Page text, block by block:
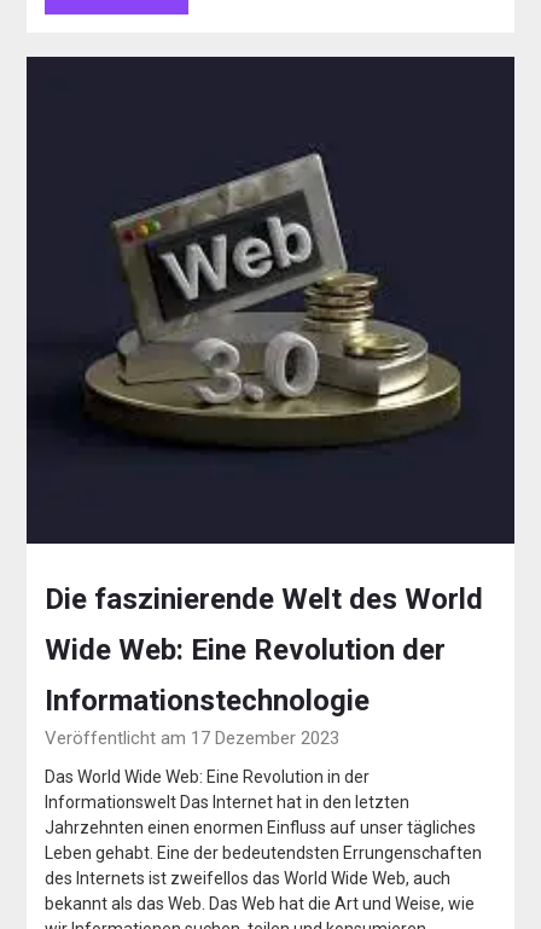
Die faszinierende Welt des World
Wide Web: Eine Revolution der
Informationstechnologie
Veröffentlicht am 17 Dezember 2023
Das World Wide Web: Eine Revolution in der
Informationswelt Das Internet hat in den letzten
Jahrzehnten einen enormen Einfluss auf unser tägliches
Leben gehabt. Eine der bedeutendsten Errungenschaften
des Internets ist zweifellos das World Wide Web, auch
bekannt als das Web. Das Web hat die Art und Weise, wie